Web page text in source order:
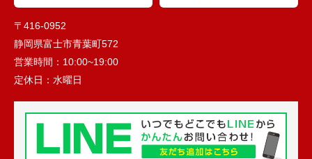
〒416-0952
静岡県富士市青葉町572
営業時間： 10:00~19:00
定休日： 水曜日